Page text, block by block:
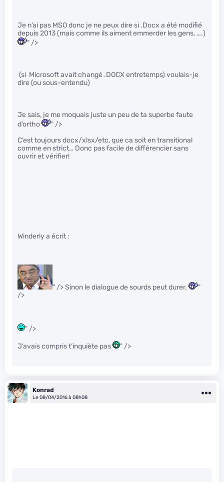
Je n’ai pas MSO donc je ne peux dire si .Docx a été modifié
depuis 2013 (mais comme ils aiment emmerder les gens, ….)
" />
(si Microsoft avait changé .DOCX entretemps) voulais-je
dire (ou sous-entendu)
Je sais, je me moquais juste un peu de ta superbe faute
d’ortho
" />
C’est toujours docx/xlsx/etc, que ca soit en transitional
comme en strict… Donc pas facile de différencier sans
ouvrir et vérifier!
Winderly a écrit :
" /> Sinon le dialogue de sourds peut durer.
"
/>
" />
J’avais compris t’inquiète pas " />
Konrad
Le 08/04/2016 à 08h08